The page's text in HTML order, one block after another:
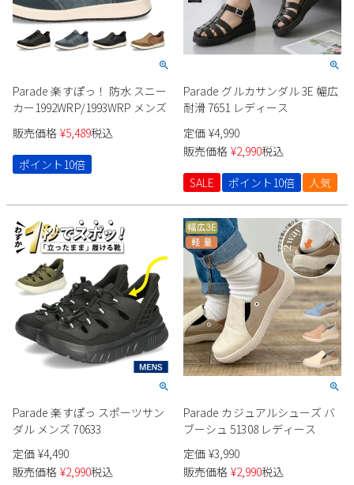
Parade 楽すぽっ！ 防水 スニー
カー1992WRP/1993WRP メンズ
販売価格 ¥5,489税込
ポイント10倍
Parade グルカサンダル 3E 幅広
耐滑 7651 レディース
定価 ¥4,990
販売価格 ¥2,990税込
SALE
ポイント10倍 人気
Parade 楽すぽっ スポーツサン
ダル メンズ 70633
定価 ¥4,490
販売価格 ¥2,990税込
Parade カジュアルシューズ バ
ブーシュ 51308 レディース
定価 ¥3,990
販売価格 ¥2,990税込